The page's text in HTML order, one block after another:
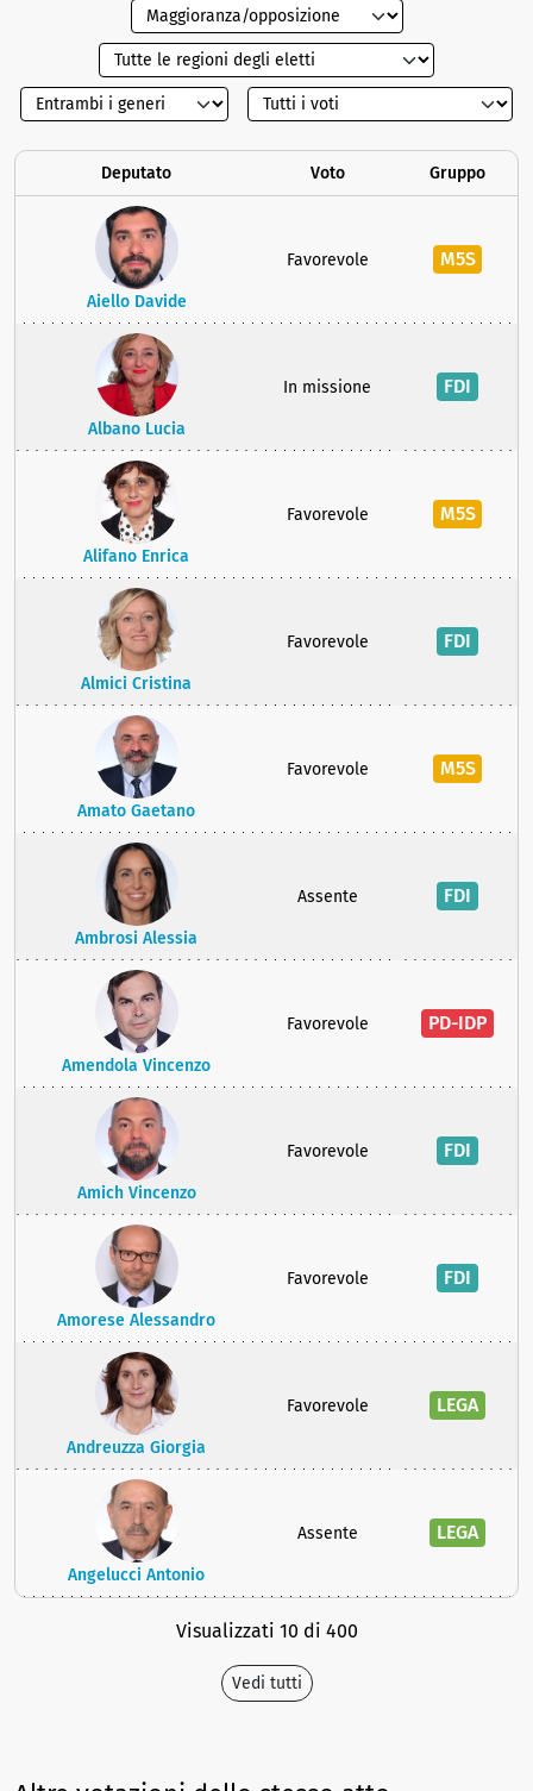
Deputato Voto Gruppo
Aiello Davide
Favorevole M5S
Albano Lucia
In missione FDI
Alifano Enrica
Favorevole M5S
Almici Cristina
Favorevole FDI
Amato Gaetano
Favorevole M5S
Ambrosi Alessia
Assente FDI
Amendola Vincenzo
Favorevole PD-IDP
Amich Vincenzo
Favorevole FDI
Amorese Alessandro
Favorevole FDI
Andreuzza Giorgia
Favorevole LEGA
Angelucci Antonio
Assente LEGA
Visualizzati 10 di 400
Vedi tutti